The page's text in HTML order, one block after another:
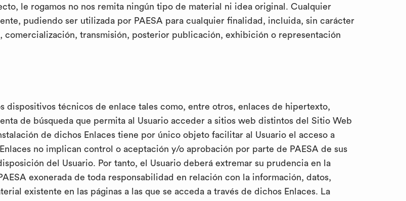
le rogamos no nos remita ningún tipo de material ni idea original. Cualquier
pudiendo ser utilizada por PAESA para cualquier finalidad, incluida, sin carácter
transmisión, posterior publicación, exhibición o representación
dispositivos técnicos de enlace tales como, entre otros, enlaces de hipertexto,
de búsqueda que permita al Usuario acceder a sitios web distintos del Sitio Web
de dichos Enlaces tiene por único objeto facilitar al Usuario el acceso a
no implican control o aceptación y/o aprobación por parte de PAESA de sus
del Usuario. Por tanto, el Usuario deberá extremar su prudencia en la
exonerada de toda responsabilidad en relación con la información, datos,
existente en las páginas a las que se acceda a través de dichos Enlaces. La